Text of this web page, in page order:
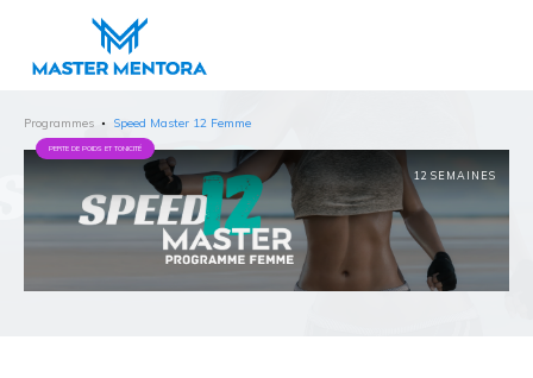
Programmes Speed Master 12 Femme
PERTE DE POIDS ET TONICITÉ
12 SEMAINES